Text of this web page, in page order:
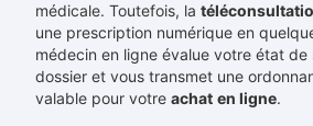
médicale. Toutefois, la
une prescription numérique en
médecin en ligne évalue votre état
dossier et vous transmet une
valable pour votre achat en ligne.